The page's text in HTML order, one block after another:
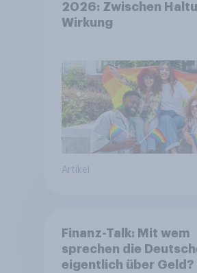
2026: Zwischen
Wirkung
Artikel
Finanz-Talk: Mit wem
sprechen die
eigentlich über Geld?